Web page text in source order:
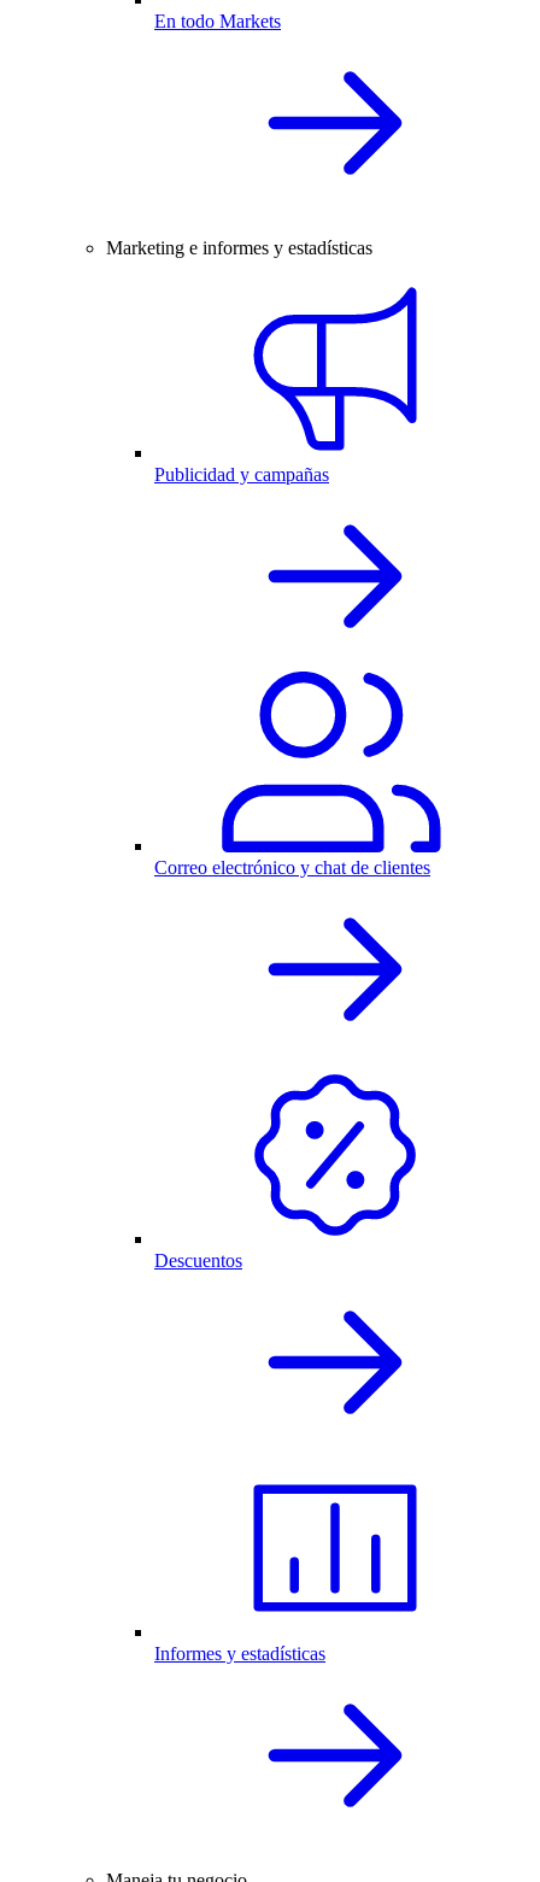
En todo Markets
Marketing e informes y estadísticas
Publicidad y campañas
Correo electrónico y chat de clientes
Descuentos
Informes y estadísticas